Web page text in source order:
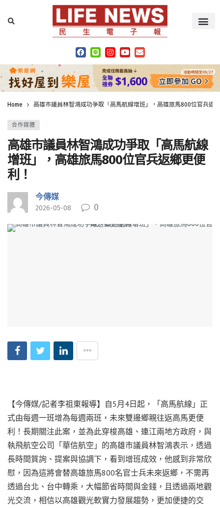
Home 高雄市議員林智鴻成功爭取「高馬航線增班」，高雄旅馬800位官兵返
合作媒體
高雄市議員林智鴻成功爭取「高馬航線
增班」，高雄旅馬800位官兵返鄉更便
利！
今傳媒
2026-05-08 0
【今傳媒/記者李祖東報導】自5月4日起，「高馬航線」正
式由每週一班增為每週兩班，未來雙邊鄉親往返高馬更便
利！長期關注此案，並為此穿梭高雄、連江兩地方政府，與
執飛航空公司「華信航空」的高雄市議員林智鴻表示，透過
長時間質詢、提案與協調下，看到增班成效，他感到非常欣
慰，因為這將會替高雄旅馬800名官士兵未來返鄉，不需再
透過台北、台中轉乘，大幅節省時間與金錢，且透過兩地觀
光交流，相信以高雄觀光軟實力發展趨勢，更加便捷的交